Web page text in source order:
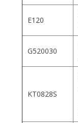
Е120
G520030
KT0828S